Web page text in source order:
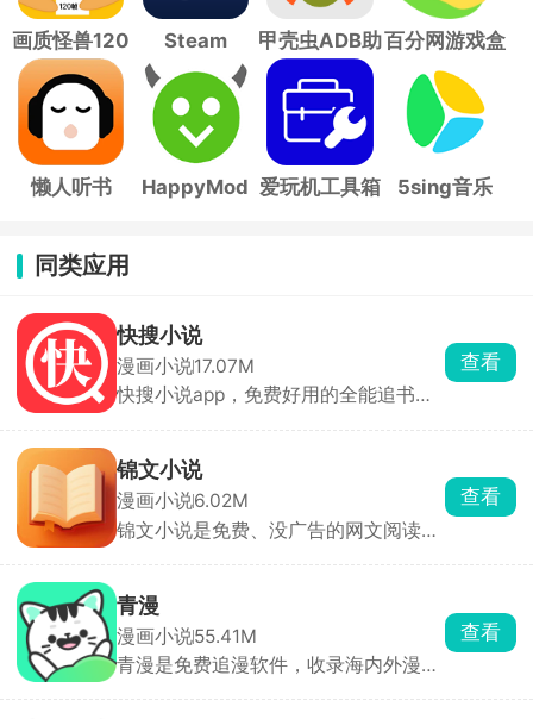
画质怪兽120
帧
Steam
甲壳虫ADB助
手
百分网游戏盒
子
懒人听书 HappyMod 爱玩机工具箱 5sing音乐
同类应用
快搜小说
漫画小说17.07M
快搜小说app，免费好用的全能追书阅
习惯。丰富护眼模式、多款背景色自由
选择，兼顾阅读舒适与用眼健康，操作
简单便捷，是日常追文看书的绝佳选
择。
查看
锦文小说
漫画小说6.02M
锦文小说是免费、没广告的网文阅读
能随便看。阅读时能随便调字体、背
景，还有夜间模式，也能导入自己的
TXT。书架能自动存进度，多设备同
步。
查看
青漫
漫画小说55.41M
青漫是免费追漫软件，收录海内外漫
查看